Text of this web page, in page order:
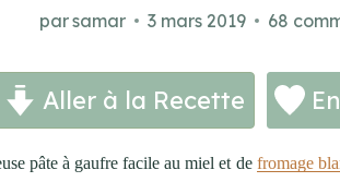
parsamar 3 mars 2019 68
Aller à la Recette
pâte à gaufre facile au miel et de fromage